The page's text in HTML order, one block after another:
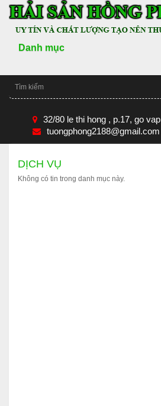
Danh mục
32/80 le thi hong , p.17, go vap
tuongphong2188@gmail.com
DỊCH VỤ
Không có tin trong danh mục này.